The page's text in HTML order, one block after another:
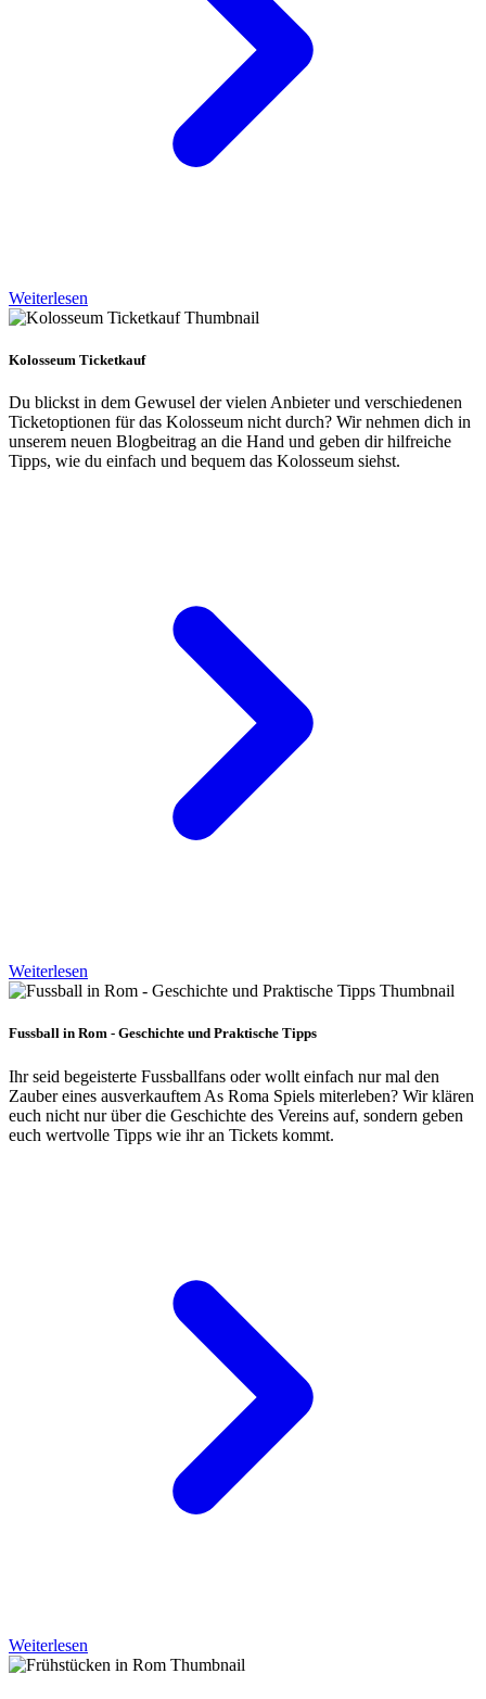
Weiterlesen
Kolosseum Ticketkauf
Du blickst in dem Gewusel der vielen Anbieter und verschiedenen
Ticketoptionen für das Kolosseum nicht durch? Wir nehmen dich in
unserem neuen Blogbeitrag an die Hand und geben dir hilfreiche
Tipps, wie du einfach und bequem das Kolosseum siehst.
Weiterlesen
Fussball in Rom - Geschichte und Praktische Tipps
Ihr seid begeisterte Fussballfans oder wollt einfach nur mal den
Zauber eines ausverkauftem As Roma Spiels miterleben? Wir klären
euch nicht nur über die Geschichte des Vereins auf, sondern geben
euch wertvolle Tipps wie ihr an Tickets kommt.
Weiterlesen